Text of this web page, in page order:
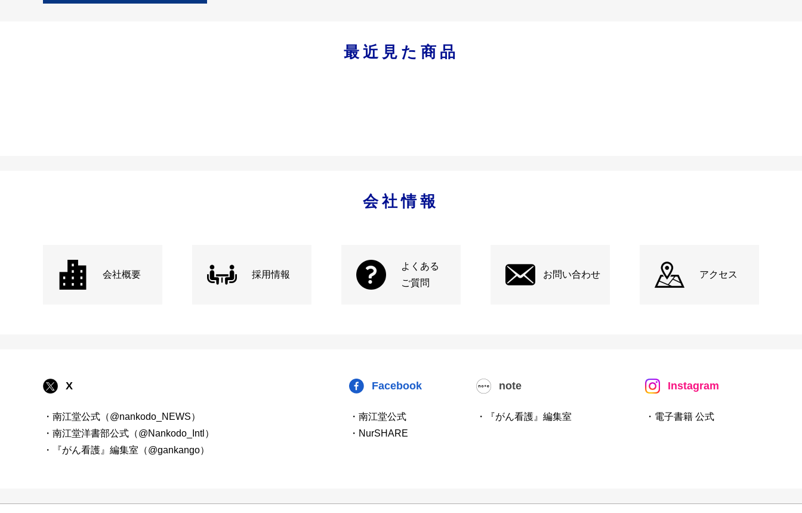
最近見た商品
会社情報
会社概要 採用情報
よくある
ご質問
お問い合わせ アクセス
X
・南江堂公式（@nankodo_NEWS）
・南江堂洋書部公式（@Nankodo_Intl）
・『がん看護』編集室（@gankango）
Facebook
・南江堂公式
・NurSHARE
note
・『がん看護』編集室
Instagram
・電子書籍 公式